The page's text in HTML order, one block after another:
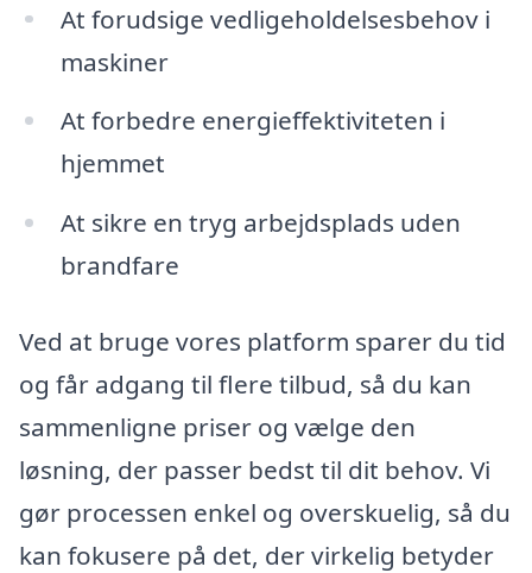
At forudsige vedligeholdelsesbehov i
maskiner
At forbedre energieffektiviteten i
hjemmet
At sikre en tryg arbejdsplads uden
brandfare
Ved at bruge vores platform sparer du tid
og får adgang til flere tilbud, så du kan
sammenligne priser og vælge den
løsning, der passer bedst til dit behov. Vi
gør processen enkel og overskuelig, så du
kan fokusere på det, der virkelig betyder